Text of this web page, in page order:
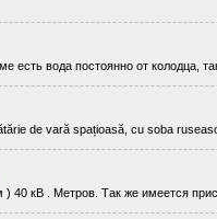
вода постоянно от колодца,
de vară spațioasă, cu soba
кВ . Метров. Так же имеется